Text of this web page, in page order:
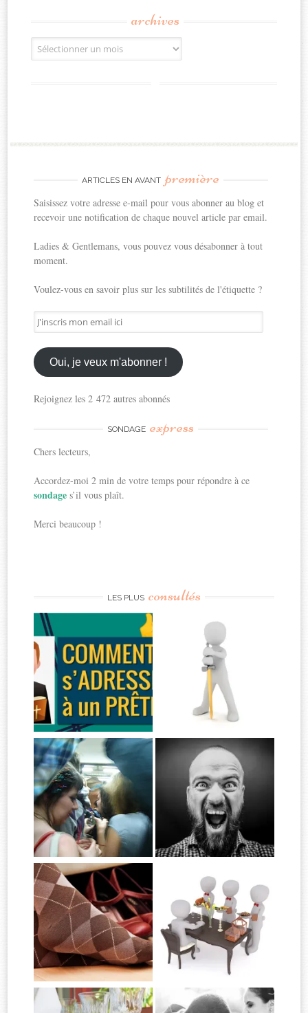
archives
Archives
ARTICLES EN AVANT première
Saisissez votre adresse e-mail pour vous abonner au blog et
recevoir une notification de chaque nouvel article par email.
Ladies & Gentlemans, vous pouvez vous désabonner à tout
moment.
Voulez-vous en savoir plus sur les subtilités de l'étiquette ?
J'inscris
mon
email
ici
Oui, je veux m'abonner !
Rejoignez les 2 472 autres abonnés
SONDAGE express
Chers lecteurs,
Accordez-moi 2 min de votre temps pour répondre à ce
sondages’il vous plaît.
Merci beaucoup !
LES PLUS consultés